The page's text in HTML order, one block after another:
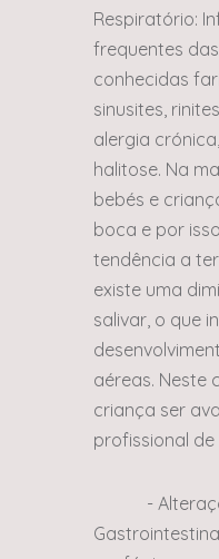
Respiratório:
frequentes
conhecidas
sinusites,
alergia
halitose. Na
bebés e
boca e por
tendência a
existe uma
salivar, o que
aéreas. Neste
criança ser
profissional de
-